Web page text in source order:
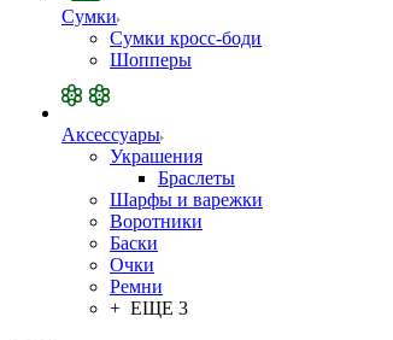
Сумки
Сумки кросс-боди
Шопперы
Аксессуары
Украшения
Браслеты
Шарфы и варежки
Воротники
Баски
Очки
Ремни
+ ЕЩЕ 3